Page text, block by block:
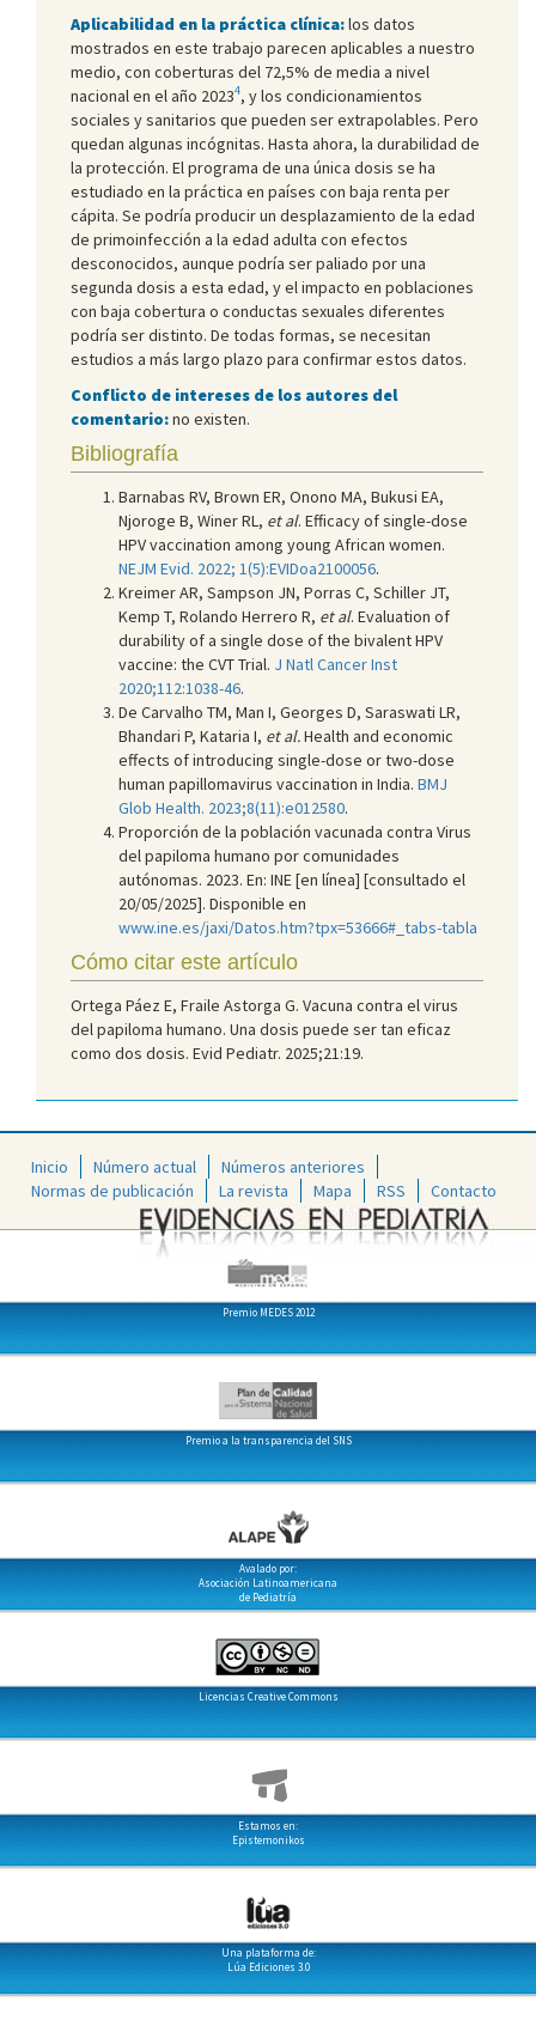
Aplicabilidad en la práctica clínica:los datos
mostrados en este trabajo parecen aplicables a nuestro
medio, con coberturas del 72,5% de media a nivel
nacional en el año 20234, y los condicionamientos
sociales y sanitarios que pueden ser extrapolables. Pero
quedan algunas incógnitas. Hasta ahora, la durabilidad de
la protección. El programa de una única dosis se ha
estudiado en la práctica en países con baja renta per
cápita. Se podría producir un desplazamiento de la edad
de primoinfección a la edad adulta con efectos
desconocidos, aunque podría ser paliado por una
segunda dosis a esta edad, y el impacto en poblaciones
con baja cobertura o conductas sexuales diferentes
podría ser distinto. De todas formas, se necesitan
estudios a más largo plazo para confirmar estos datos.
Conflicto de intereses de los autores del
comentario:no existen.
Bibliografía
Barnabas RV, Brown ER, Onono MA, Bukusi EA,
Njoroge B, Winer RL, et al. Efficacy of single-dose
HPV vaccination among young African women.
NEJM Evid. 2022; 1(5):EVIDoa2100056.
Kreimer AR, Sampson JN, Porras C, Schiller JT,
Kemp T, Rolando Herrero R, et al. Evaluation of
durability of a single dose of the bivalent HPV
vaccine: the CVT Trial. J Natl Cancer Inst
2020;112:1038-46.
De Carvalho TM, Man I, Georges D, Saraswati LR,
Bhandari P, Kataria I, et al.Health and economic
effects of introducing single-dose or two-dose
human papillomavirus vaccination in India. BMJ
Glob Health. 2023;8(11):e012580.
Proporción de la población vacunada contra Virus
del papiloma humano por comunidades
autónomas. 2023. En: INE [en línea] [consultado el
20/05/2025]. Disponible en
www.ine.es/jaxi/Datos.htm?tpx=53666#_tabs-tabla
Cómo citar este artículo
Ortega Páez E, Fraile Astorga G. Vacuna contra el virus
del papiloma humano. Una dosis puede ser tan eficaz
como dos dosis. Evid Pediatr. 2025;21:19.
Inicio Número actual
Números anteriores
Normas de publicación
La revista Mapa RSS Contacto
Premio MEDES 2012
Premio a la transparencia del SNS
Avalado por:
Asociación Latinoamericana
de Pediatría
Licencias Creative Commons
Estamos en:
Epistemonikos
Una plataforma de:
Lúa Ediciones 3.0